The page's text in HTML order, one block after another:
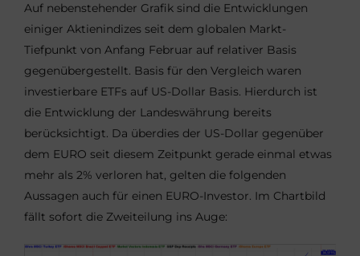
Auf nebenstehender Grafik sind die Entwicklungen
einiger Aktienindizes seit dem globalen Markt-
Tiefpunkt von Anfang Februar auf relativer Basis
gegenübergestellt. Basis für den Vergleich waren
investierbare ETFs auf US-Dollar Basis. Hierdurch ist
die Entwicklung der Landeswährung bereits
berücksichtigt. Da überdies der US-Dollar gegenüber
dem EURO seit diesem Zeitpunkt gerade einmal etwas
mehr als 2% verloren hat, gelten die folgenden
Aussagen auch für einen EURO-Investor. Im Chartbild
fällt sofort die Zweiteilung ins Auge: